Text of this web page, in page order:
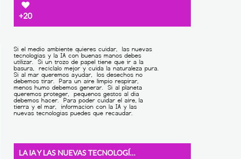
+20
LA IA Y LAS NUEVAS TECNOLOGÍAS PUEDEN SER BUENAS AMIGAS DE LA NATURALEZAS